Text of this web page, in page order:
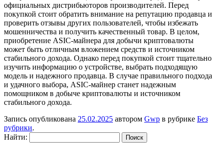
официальных дистрибьюторов производителей. Перед
покупкой стоит обратить внимание на репутацию продавца и
проверить отзывы других пользователей, чтобы избежать
мошенничества и получить качественный товар. В целом,
приобретение ASIC-майнера для добычи криптовалюты
может быть отличным вложением средств и источником
стабильного дохода. Однако перед покупкой стоит тщательно
изучить информацию о устройстве, выбрать подходящую
модель и надежного продавца. В случае правильного подхода
и удачного выбора, ASIC-майнер станет надежным
помощником в добыче криптовалюты и источником
стабильного дохода.
Запись опубликована 25.02.2025 автором Gwp в рубрике Без
рубрики.
Найти: